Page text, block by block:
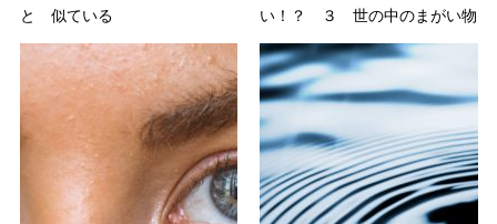
と 似ている
い！？ ３ 世の中のまがい物